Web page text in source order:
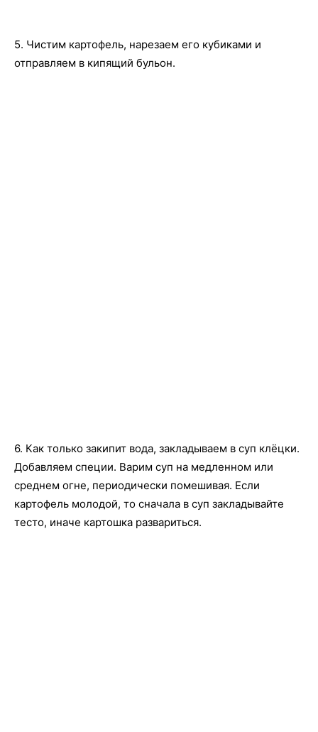
5. Чистим картофель, нарезаем его кубиками и
отправляем в кипящий бульон.
6. Как только закипит вода, закладываем в суп клёцки.
Добавляем специи. Варим суп на медленном или
среднем огне, периодически помешивая. Если
картофель молодой, то сначала в суп закладывайте
тесто, иначе картошка развариться.